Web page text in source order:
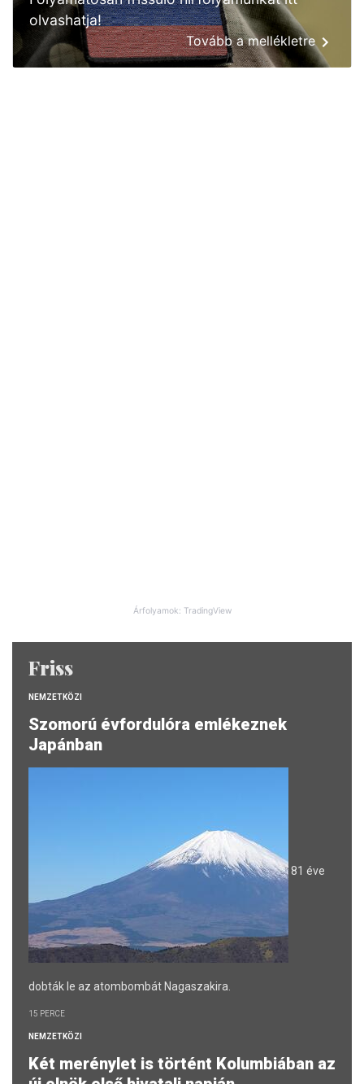
olvashatja!
Tovább a mellékletre
Árfolyamok: TradingView
Friss
NEMZETKÖZI
Szomorú évfordulóra emlékeznek
Japánban
81 éve
dobták le az atombombát Nagaszakira.
15 PERCE
NEMZETKÖZI
Két merénylet is történt Kolumbiában az